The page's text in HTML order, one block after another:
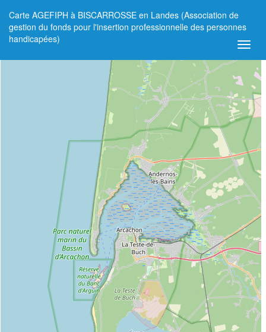
Carte AGEFIPH à BISCARROSSE en Landes (Association de
gestion du fonds pour l'insertion professionnelle des personnes
handicapées)
+
−